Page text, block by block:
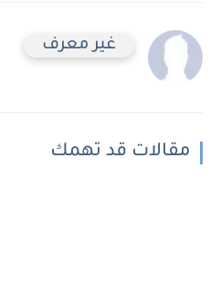
غير معرف
مقالات قد تهمك